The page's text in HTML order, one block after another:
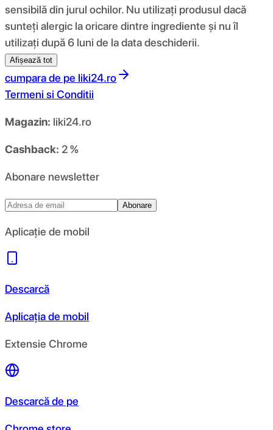
sensibilă din jurul ochilor. Nu utilizați produsul dacă
sunteți alergic la oricare dintre ingrediente și nu îl
utilizați după 6 luni de la data deschiderii.
Afișează tot
cumpara de pe liki24.ro
Termeni si Conditii
Magazin: liki24.ro
Cashback: 2 %
Abonare newsletter
Abonare
Aplicație de mobil
Descarcă
Aplicația de mobil
Extensie Chrome
Descarcă de pe